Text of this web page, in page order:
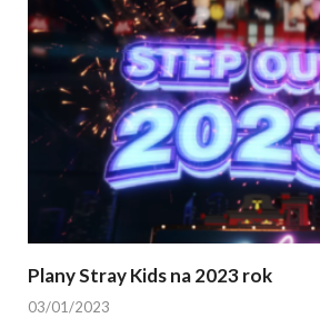
Plany Stray Kids na 2023 rok
03/01/2023